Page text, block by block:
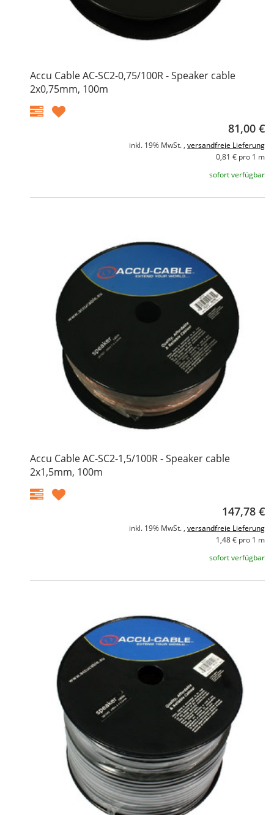
Accu Cable AC-SC2-0,75/100R - Speaker cable
2x0,75mm, 100m
81,00 €
inkl. 19% MwSt. , versandfreie Lieferung
0,81 € pro 1 m
sofort verfügbar
Accu Cable AC-SC2-1,5/100R - Speaker cable
2x1,5mm, 100m
147,78 €
inkl. 19% MwSt. , versandfreie Lieferung
1,48 € pro 1 m
sofort verfügbar